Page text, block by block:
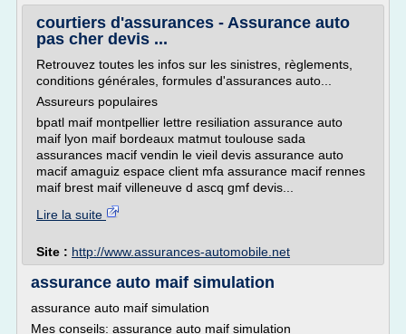
courtiers d'assurances - Assurance auto
pas cher devis ...
Retrouvez toutes les infos sur les sinistres, règlements,
conditions générales, formules d'assurances auto...
Assureurs populaires
bpatl maif montpellier lettre resiliation assurance auto
maif lyon maif bordeaux matmut toulouse sada
assurances macif vendin le vieil devis assurance auto
macif amaguiz espace client mfa assurance macif rennes
maif brest maif villeneuve d ascq gmf devis...
Lire la suite
Site : http://www.assurances-automobile.net
assurance auto maif simulation
assurance auto maif simulation
Mes conseils: assurance auto maif simulation